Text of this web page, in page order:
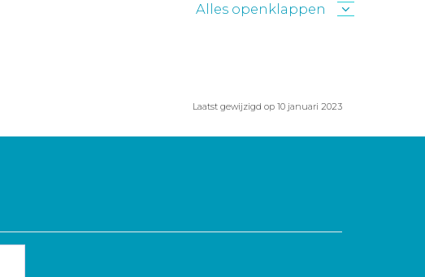
Alles openklappen
Laatst gewijzigd op 10 januari 2023